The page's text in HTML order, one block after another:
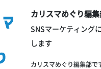
カリスマめぐり編
SNSマーケティング
します
カリスマめぐり編集部で